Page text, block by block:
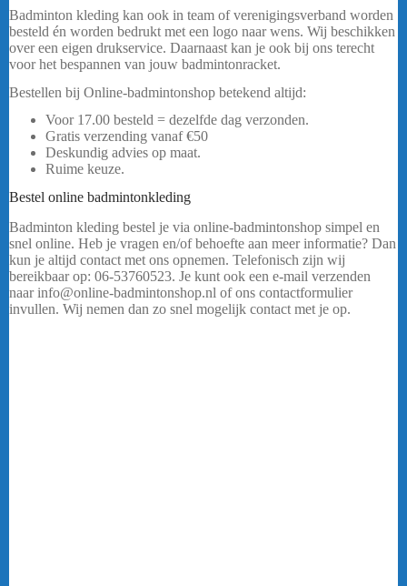
Badminton kleding kan ook in team of verenigingsverband worden
besteld én worden bedrukt met een logo naar wens. Wij beschikken
over een eigen drukservice. Daarnaast kan je ook bij ons terecht
voor het bespannen van jouw badmintonracket.
Bestellen bij Online-badmintonshop betekend altijd:
Voor 17.00 besteld = dezelfde dag verzonden.
Gratis verzending vanaf €50
Deskundig advies op maat.
Ruime keuze.
Bestel online badmintonkleding
Badminton kleding bestel je via online-badmintonshop simpel en
snel online. Heb je vragen en/of behoefte aan meer informatie? Dan
kun je altijd contact met ons opnemen. Telefonisch zijn wij
bereikbaar op: 06-53760523. Je kunt ook een e-mail verzenden
naar info@online-badmintonshop.nl of ons contactformulier
invullen. Wij nemen dan zo snel mogelijk contact met je op.